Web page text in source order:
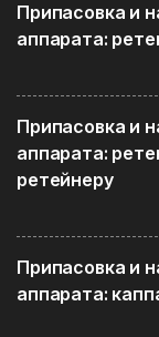
Припасовка и
аппарата:
Припасовка и
аппарата:
ретейнеру
Припасовка и
аппарата: